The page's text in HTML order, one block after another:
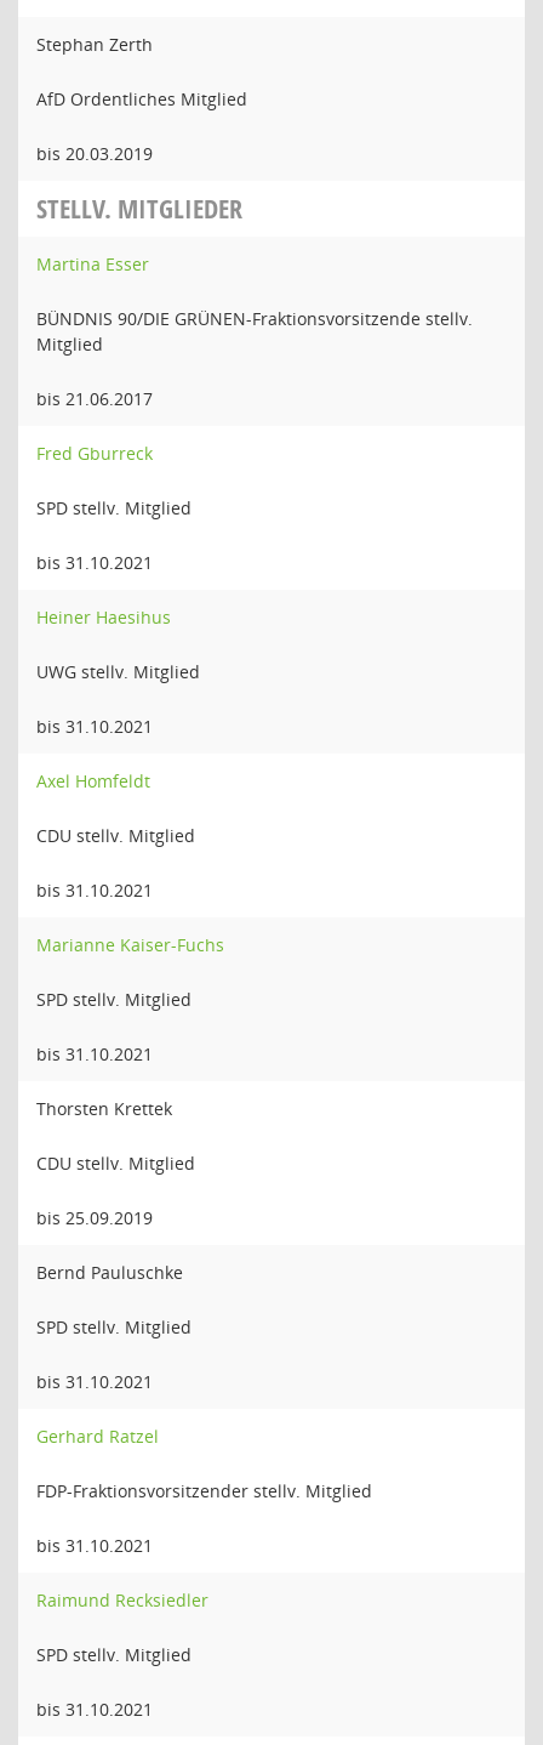
Stephan Zerth
AfD Ordentliches Mitglied
bis 20.03.2019
STELLV. MITGLIEDER
Martina Esser
BÜNDNIS 90/DIE GRÜNEN-Fraktionsvorsitzende stellv.
Mitglied
bis 21.06.2017
Fred Gburreck
SPD stellv. Mitglied
bis 31.10.2021
Heiner Haesihus
UWG stellv. Mitglied
bis 31.10.2021
Axel Homfeldt
CDU stellv. Mitglied
bis 31.10.2021
Marianne Kaiser-Fuchs
SPD stellv. Mitglied
bis 31.10.2021
Thorsten Krettek
CDU stellv. Mitglied
bis 25.09.2019
Bernd Pauluschke
SPD stellv. Mitglied
bis 31.10.2021
Gerhard Ratzel
FDP-Fraktionsvorsitzender stellv. Mitglied
bis 31.10.2021
Raimund Recksiedler
SPD stellv. Mitglied
bis 31.10.2021